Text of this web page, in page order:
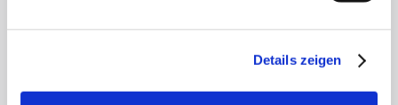
Details zeigen